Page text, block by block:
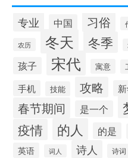
专业 中国 习俗
农历 冬天 冬季
孩子 宋代 寓意
手机
技能 攻略
春节期间 是一个
疫情 的人 的是
英语 词人 诗人 诗词